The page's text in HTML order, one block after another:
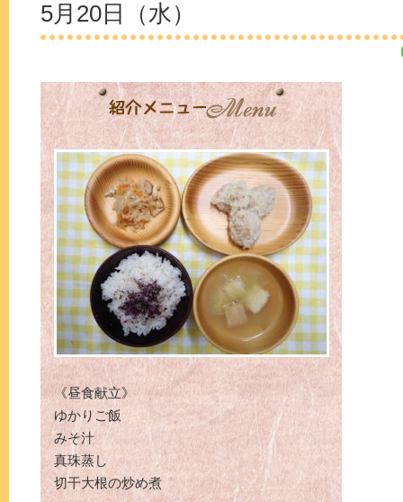
5月20日（水）
《昼食献立》
ゆかりご飯
みそ汁
真珠蒸し
切干大根の炒め煮